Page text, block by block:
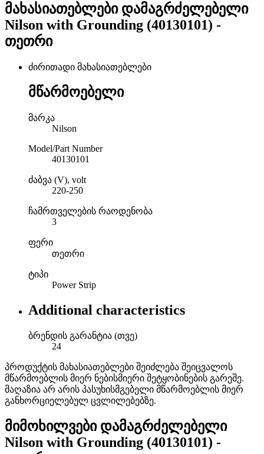
მახასიათებლები დამაგრძელებელი
Nilson with Grounding (40130101) -
თეთრი
ძირითადი მახასიათებლები
მწარმოებელი
მარკა
Nilson
Model/Part Number
40130101
ძაბვა (V), volt
220-250
ჩამრთველების რაოდენობა
3
ფერი
თეთრი
ტიპი
Power Strip
Additional characteristics
ბრენდის გარანტია (თვე)
24
პროდუქტის მახასიათებლები შეიძლება შეიცვალოს
მწარმოებლის მიერ ნებისმიერი შეტყობინების გარეშე.
მაღაზია არ არის პასუხისმგებელი მწარმოებლის მიერ
განხორციელებულ ცვლილებებზე.
მიმოხილვები დამაგრძელებელი
Nilson with Grounding (40130101) -